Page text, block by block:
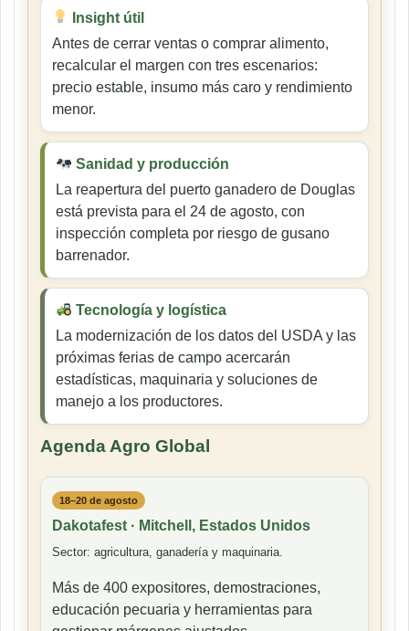
Insight útil
Antes de cerrar ventas o comprar alimento,
recalcular el margen con tres escenarios:
precio estable, insumo más caro y rendimiento
menor.
Sanidad y producción
La reapertura del puerto ganadero de Douglas
está prevista para el 24 de agosto, con
inspección completa por riesgo de gusano
barrenador.
Tecnología y logística
La modernización de los datos del USDA y las
próximas ferias de campo acercarán
estadísticas, maquinaria y soluciones de
manejo a los productores.
Agenda Agro Global
18–20 de agosto
Dakotafest · Mitchell, Estados Unidos
Sector: agricultura, ganadería y maquinaria.
Más de 400 expositores, demostraciones,
educación pecuaria y herramientas para